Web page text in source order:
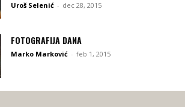
Uroš Selenić - dec 28, 2015
FOTOGRAFIJA DANA
Marko Marković - feb 1, 2015